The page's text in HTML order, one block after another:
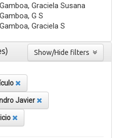
Gamboa, Graciela Susana
Gamboa, G S
Gamboa, Graciela S
Javier